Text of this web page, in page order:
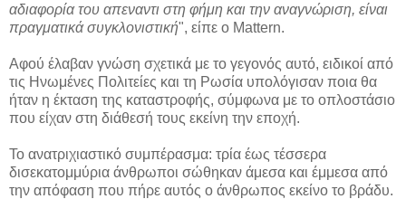
αδιαφορία του απεναντι στη φήμη και την αναγνώριση, είναι
πραγματικά συγκλονιστική", είπε ο Mattern.
Αφού έλαβαν γνώση σχετικά με το γεγονός αυτό, ειδικοί από
τις Ηνωμένες Πολιτείες και τη Ρωσία υπολόγισαν ποια θα
ήταν η έκταση της καταστροφής, σύμφωνα με το οπλοστάσιο
που είχαν στη διάθεσή τους εκείνη την εποχή.
Το ανατριχιαστικό συμπέρασμα: τρία έως τέσσερα
δισεκατομμύρια άνθρωποι σώθηκαν άμεσα και έμμεσα από
την απόφαση που πήρε αυτός ο άνθρωπος εκείνο το βράδυ.